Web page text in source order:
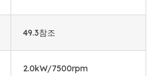
49.3참조
2.0kW/7500rpm